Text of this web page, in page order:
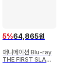
5%64,865원
애니메이션 Blu-ray
THE FIRST SLAM